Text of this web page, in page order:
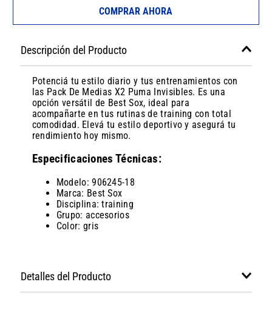
COMPRAR AHORA
Descripción del Producto
Potenciá tu estilo diario y tus entrenamientos con
las Pack De Medias X2 Puma Invisibles. Es una
opción versátil de Best Sox, ideal para
acompañarte en tus rutinas de training con total
comodidad. Elevá tu estilo deportivo y asegurá tu
rendimiento hoy mismo.
Especificaciones Técnicas:
Modelo: 906245-18
Marca: Best Sox
Disciplina: training
Grupo: accesorios
Color: gris
Detalles del Producto